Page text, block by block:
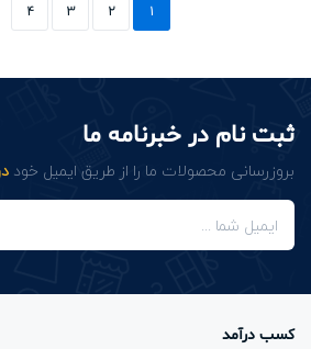
1
2
3
4
ثبت نام در خبرنامه ما
بروزرسانی محصولات ما را از طریق ایمیل خود
کسب درآمد